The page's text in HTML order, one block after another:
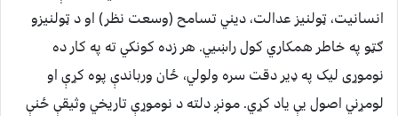
انسانيت، ټولنيز عدالت، ديني تسامح (وسعت نظر) او د ټولنيزو
ګټو په خاطر همکاري کول راښيي. هر زده کونکي ته په کار ده
نوموړى ليک په ډير دقت سره ولولي، ځان ورباندې پوه کړې او
لومړني اصول يې ياد کړي. مونږ دلته د نوموړې تاريخي وثيقې ځنې